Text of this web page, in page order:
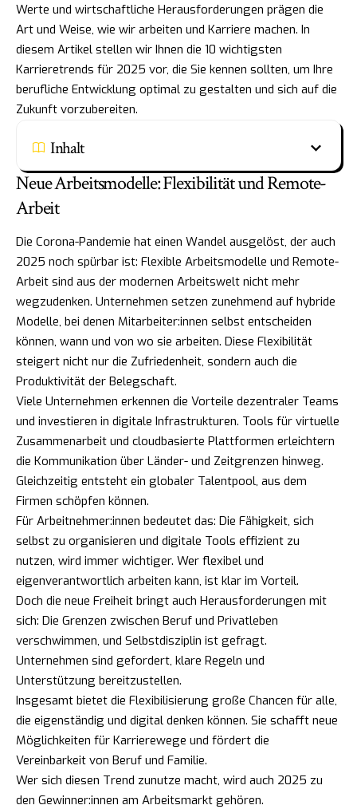
Werte und wirtschaftliche Herausforderungen prägen die
Art und Weise, wie wir arbeiten und Karriere machen. In
diesem Artikel stellen wir Ihnen die 10 wichtigsten
Karrieretrends für 2025 vor, die Sie kennen sollten, um Ihre
berufliche Entwicklung optimal zu gestalten und sich auf die
Zukunft vorzubereiten.
Inhalt
Neue Arbeitsmodelle: Flexibilität und Remote-
Arbeit
Die Corona-Pandemie hat einen Wandel ausgelöst, der auch
2025 noch spürbar ist: Flexible Arbeitsmodelle und Remote-
Arbeit sind aus der modernen Arbeitswelt nicht mehr
wegzudenken. Unternehmen setzen zunehmend auf hybride
Modelle, bei denen Mitarbeiter:innen selbst entscheiden
können, wann und von wo sie arbeiten. Diese Flexibilität
steigert nicht nur die Zufriedenheit, sondern auch die
Produktivität der Belegschaft.
Viele Unternehmen erkennen die Vorteile dezentraler Teams
und investieren in digitale Infrastrukturen. Tools für virtuelle
Zusammenarbeit und cloudbasierte Plattformen erleichtern
die Kommunikation über Länder- und Zeitgrenzen hinweg.
Gleichzeitig entsteht ein globaler Talentpool, aus dem
Firmen schöpfen können.
Für Arbeitnehmer:innen bedeutet das: Die Fähigkeit, sich
selbst zu organisieren und digitale Tools effizient zu
nutzen, wird immer wichtiger. Wer flexibel und
eigenverantwortlich arbeiten kann, ist klar im Vorteil.
Doch die neue Freiheit bringt auch Herausforderungen mit
sich: Die Grenzen zwischen Beruf und Privatleben
verschwimmen, und Selbstdisziplin ist gefragt.
Unternehmen sind gefordert, klare Regeln und
Unterstützung bereitzustellen.
Insgesamt bietet die Flexibilisierung große Chancen für alle,
die eigenständig und digital denken können. Sie schafft neue
Möglichkeiten für Karrierewege und fördert die
Vereinbarkeit von Beruf und Familie.
Wer sich diesen Trend zunutze macht, wird auch 2025 zu
den Gewinner:innen am Arbeitsmarkt gehören.